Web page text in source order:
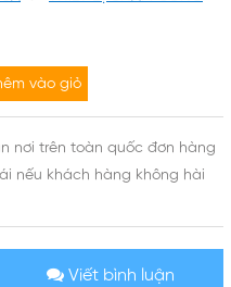
vào giỏ
nơi trên toàn quốc đơn hàng
nếu khách hàng không hài
Viết bình luận